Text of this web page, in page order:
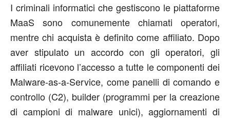
I criminali informatici che gestiscono le piattaforme
MaaS sono comunemente chiamati operatori,
mentre chi acquista è definito come affiliato. Dopo
aver stipulato un accordo con gli operatori, gli
affiliati ricevono l’accesso a tutte le componenti dei
Malware-as-a-Service, come panelli di comando e
controllo (C2), builder (programmi per la creazione
di campioni di malware unici), aggiornamenti di